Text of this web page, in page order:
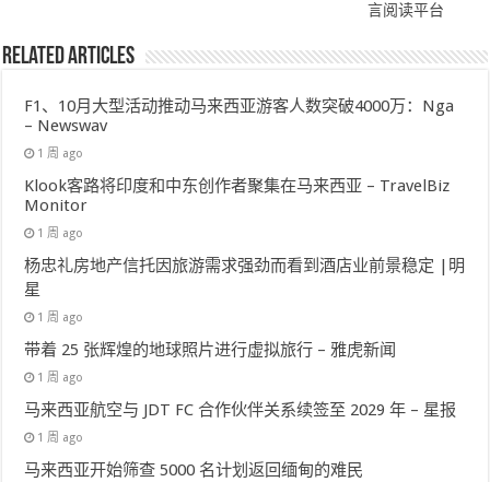
言阅读平台
Related Articles
F1、10月大型活动推动马来西亚游客人数突破4000万：Nga
– Newswav
1 周 ago
Klook客路将印度和中东创作者聚集在马来西亚 – TravelBiz
Monitor
1 周 ago
杨忠礼房地产信托因旅游需求强劲而看到酒店业前景稳定 |明
星
1 周 ago
带着 25 张辉煌的地球照片进行虚拟旅行 – 雅虎新闻
1 周 ago
马来西亚航空与 JDT FC 合作伙伴关系续签至 2029 年 – 星报
1 周 ago
马来西亚开始筛查 5000 名计划返回缅甸的难民